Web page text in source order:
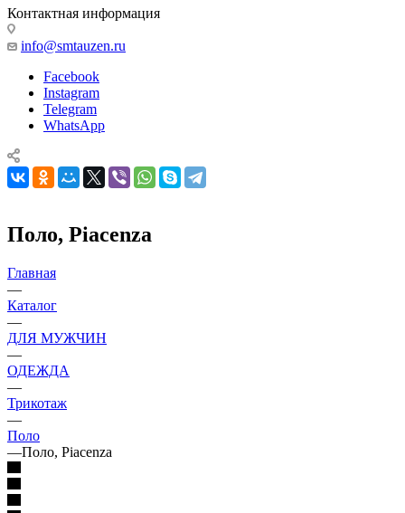
Контактная информация
info@smtauzen.ru
Facebook
Instagram
Telegram
WhatsApp
Поло, Piacenza
Главная
—
Каталог
—
ДЛЯ МУЖЧИН
—
ОДЕЖДА
—
Трикотаж
—
Поло
—Поло, Piacenza